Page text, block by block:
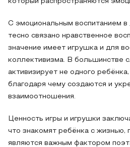
С эмоциональным воспитанием
тесно связано нравственное
значение имеет игрушка и для
коллективизма. В большинстве
активизирует не одного
благодаря чему создаются и
взаимоотношения.
Ценность игры и игрушки
что знакомят ребёнка с жизнью,
являются важным фактором